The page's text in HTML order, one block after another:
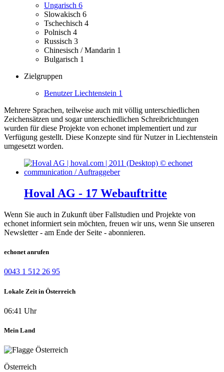
Ungarisch 6
Slowakisch 6
Tschechisch 4
Polnisch 4
Russisch 3
Chinesisch / Mandarin 1
Bulgarisch 1
Zielgruppen
Benutzer Liechtenstein 1
Mehrere Sprachen, teilweise auch mit völlig unterschiedlichen
Zeichensätzen und sogar unterschiedlichen Schreibrichtungen
wurden für diese Projekte von echonet implementiert und zur
Verfügung gestellt. Diese Konzepte sind für Nutzer in Liechtenstein
umgesetzt worden.
Hoval AG - 17 Webauftritte
Wenn Sie auch in Zukunft über Fallstudien und Projekte von
echonet informiert sein möchten, freuen wir uns, wenn Sie unseren
Newsletter - am Ende der Seite - abonnieren.
echonet anrufen
0043 1 512 26 95
Lokale Zeit in Österreich
06:41 Uhr
Mein Land
Österreich